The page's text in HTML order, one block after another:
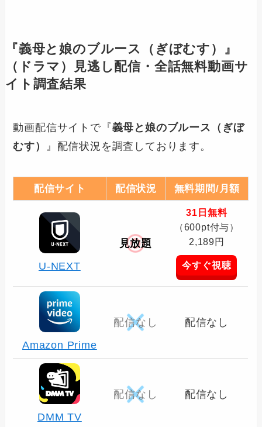
『義母と娘のブルース（ぎぼむす） 』
（ドラマ）見逃し配信・全話無料動画サ
イト調査結果
動画配信サイトで『義母と娘のブルース（ぎぼ
むす）
』配信状況を調査しております。
配信サイト 配信状況 無料期間/月額
U-NEXT
見放題
31日無料
（600pt付与）
2,189円
今すぐ視聴
Amazon Prime
配信なし 配信なし
DMM TV
配信なし 配信なし